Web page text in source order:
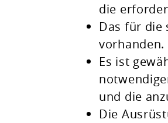
die
Das für die
vorhanden.
Es ist
und die
Die